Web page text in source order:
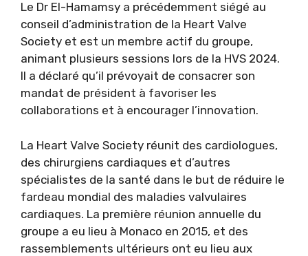
Le Dr El-Hamamsy a précédemment siégé au
conseil d’administration de la Heart Valve
Society et est un membre actif du groupe,
animant plusieurs sessions lors de la HVS 2024.
Il a déclaré qu’il prévoyait de consacrer son
mandat de président à favoriser les
collaborations et à encourager l’innovation.
La Heart Valve Society réunit des cardiologues,
des chirurgiens cardiaques et d’autres
spécialistes de la santé dans le but de réduire le
fardeau mondial des maladies valvulaires
cardiaques. La première réunion annuelle du
groupe a eu lieu à Monaco en 2015, et des
rassemblements ultérieurs ont eu lieu aux